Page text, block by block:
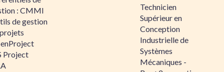
: CMMI
de gestion
Project
Technicien
Supérieur en
Conception
Industrielle de
Systèmes
Mécaniques -